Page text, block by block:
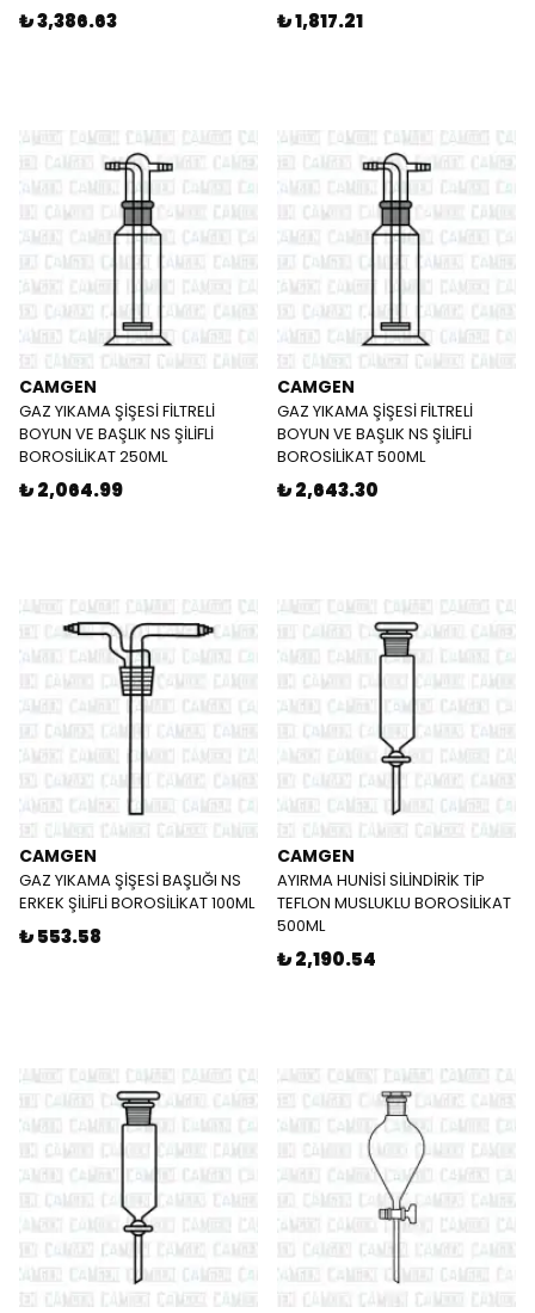
₺ 3,386.63 ₺ 1,817.21
CAMGEN
GAZ YIKAMA ŞİŞESİ FİLTRELİ
BOYUN VE BAŞLIK NS ŞİLİFLİ
BOROSİLİKAT 250ML
₺ 2,064.99
CAMGEN
GAZ YIKAMA ŞİŞESİ FİLTRELİ
BOYUN VE BAŞLIK NS ŞİLİFLİ
BOROSİLİKAT 500ML
₺ 2,643.30
CAMGEN
GAZ YIKAMA ŞİŞESİ BAŞLIĞI NS
ERKEK ŞİLİFLİ BOROSİLİKAT 100ML
₺ 553.58
CAMGEN
AYIRMA HUNİSİ SİLİNDİRİK TİP
TEFLON MUSLUKLU BOROSİLİKAT
500ML
₺ 2,190.54